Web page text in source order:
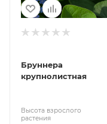
Бруннера
крупнолистная
Высота взрослого
растения